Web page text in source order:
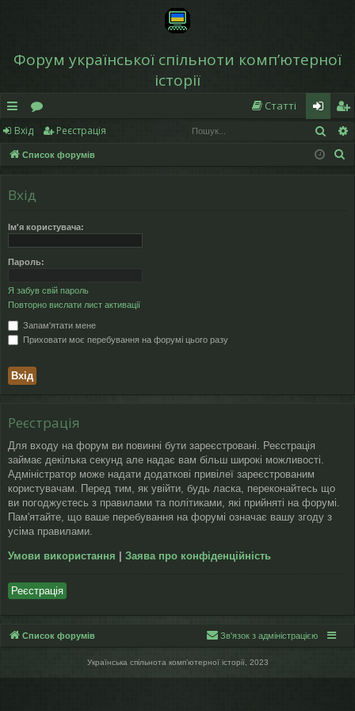
Форум української спільноти компʼютерної
історії
в
и
й
д
ос
п
о
ру
Статті
хі
д
еє
ст
Вхід Реєстрація
Список форумів
Вхід
Ім'я користувача:
Пароль:
Я забув свій пароль
Повторно вислати лист активації
Запам'ятати мене
Приховати моє перебування на форумі цього разу
Реєстрація
Для входу на форум ви повинні бути зареєстровані. Реєстрація
займає декілька секунд але надає вам більш широкі можливості.
Адміністратор може надати додаткові привілеї зареєстрованим
користувачам. Перед тим, як увійти, будь ласка, переконайтесь що
ви погоджуєтесь з правилами та політиками, які прийняті на форумі.
Пам'ятайте, що ваше перебування на форумі означає вашу згоду з
усіма правилами.
Умови використання Заява про конфіденційність
Реєстрація
Список форумів Зв'язок з адміністрацією
Українська спільнота компʼютерної історії, 2023